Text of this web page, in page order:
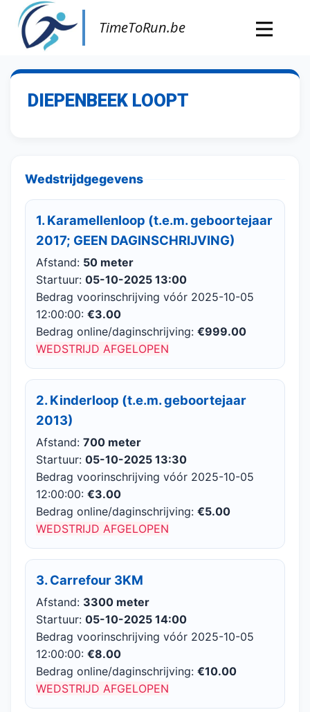
TimeToRun.be
DIEPENBEEK LOOPT
Wedstrijdgegevens
1. Karamellenloop (t.e.m. geboortejaar
2017; GEEN DAGINSCHRIJVING)
Afstand: 50 meter
Startuur: 05-10-2025 13:00
Bedrag voorinschrijving vóór 2025-10-05
12:00:00: €3.00
Bedrag online/daginschrijving: €999.00
WEDSTRIJD AFGELOPEN
2. Kinderloop (t.e.m. geboortejaar
2013)
Afstand: 700 meter
Startuur: 05-10-2025 13:30
Bedrag voorinschrijving vóór 2025-10-05
12:00:00: €3.00
Bedrag online/daginschrijving: €5.00
WEDSTRIJD AFGELOPEN
3. Carrefour 3KM
Afstand: 3300 meter
Startuur: 05-10-2025 14:00
Bedrag voorinschrijving vóór 2025-10-05
12:00:00: €8.00
Bedrag online/daginschrijving: €10.00
WEDSTRIJD AFGELOPEN